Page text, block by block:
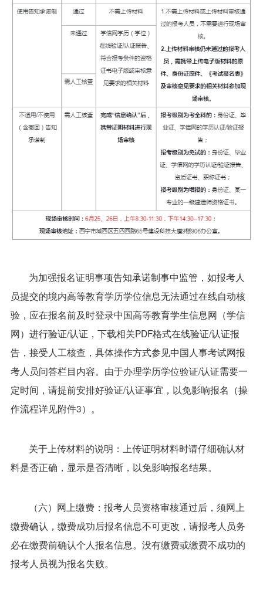
为加强报名证明事项告知承诺制事中监管，如报考人
员提交的境内高等教育学历学位信息无法通过在线自动核
验，应在报名前及时登录中国高等教育学生信息网（学信
网）进行验证/认证，下载相关PDF格式在线验证/认证报
告，接受人工核查，具体操作方式参见中国人事考试网报
考人员问答栏目内容。由于办理学历学位验证/认证需要一
定时间，请提前安排好验证/认证事宜，以免影响报名（操
作流程详见附件3）。
关于上传材料的说明：上传证明材料时请仔细确认材
料是否正确，显示是否清晰，以免影响报名结果。
（六）网上缴费：报考人员资格审核通过后，须网上
缴费确认，缴费成功后报名信息不可更改，请报考人员务
必在缴费前确认个人报名信息。没有缴费或缴费不成功的
报考人员视为报名失败。